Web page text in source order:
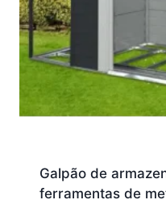
Galpão de
ferramentas de